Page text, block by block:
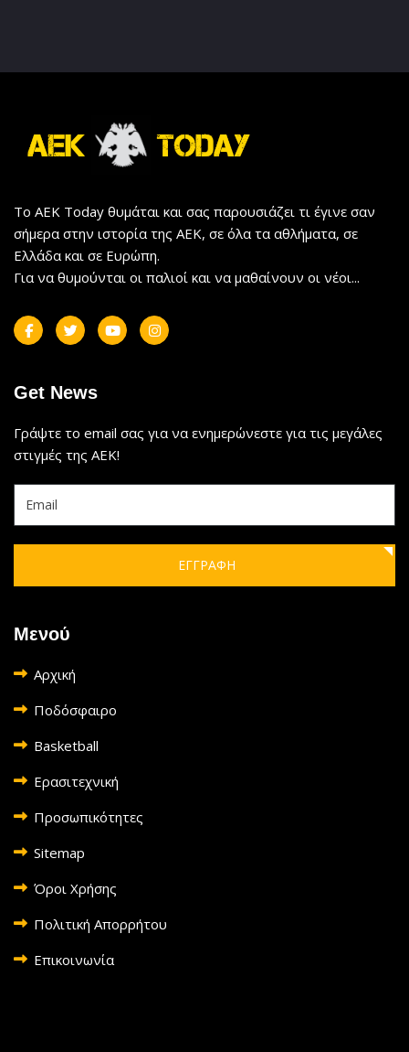
Το AEK Today θυμάται και σας παρουσιάζει τι έγινε σαν
σήμερα στην ιστορία της ΑΕΚ, σε όλα τα αθλήματα, σε
Ελλάδα και σε Ευρώπη.
Για να θυμούνται οι παλιοί και να μαθαίνουν οι νέοι...
Get News
Γράψτε το email σας για να ενημερώνεστε για τις μεγάλες
στιγμές της ΑΕΚ!
ΕΓΓΡΑΦΗ
Μενού
Αρχική
Ποδόσφαιρο
Basketball
Ερασιτεχνική
Προσωπικότητες
Sitemap
Όροι Χρήσης
Πολιτική Απορρήτου
Επικοινωνία